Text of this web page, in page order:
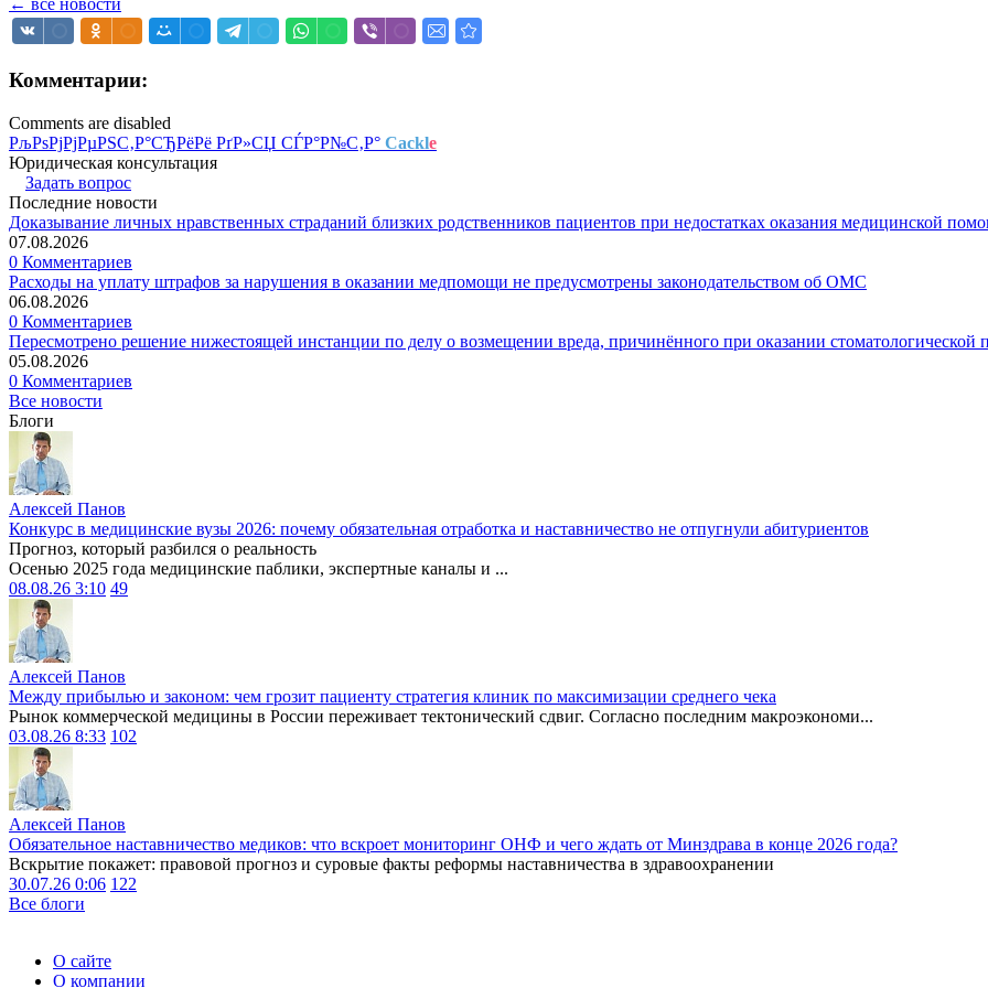
← все новости
Комментарии:
Comments are disabled
РљРѕРјРјРµРЅС‚Р°СЂРёРё РґР»СЏ СЃР°Р№С‚Р° Cackle
Юридическая консультация
Задать вопрос
Последние новости
Доказывание личных нравственных страданий близких родственников пациентов при недостатках оказания медицинской
07.08.2026
0 Комментариев
Расходы на уплату штрафов за нарушения в оказании медпомощи не предусмотрены законодательством об ОМС
06.08.2026
0 Комментариев
Пересмотрено решение нижестоящей инстанции по делу о возмещении вреда, причинённого при оказании стоматологической
05.08.2026
0 Комментариев
Все новости
Блоги
Алексей Панов
Конкурс в медицинские вузы 2026: почему обязательная отработка и наставничество не отпугнули абитуриентов
Прогноз, который разбился о реальность
Осенью 2025 года медицинские паблики, экспертные каналы и ...
08.08.26 3:10 49
Алексей Панов
Между прибылью и законом: чем грозит пациенту стратегия клиник по максимизации среднего чека
Рынок коммерческой медицины в России переживает тектонический сдвиг. Согласно последним макроэкономи...
03.08.26 8:33 102
Алексей Панов
Обязательное наставничество медиков: что вскроет мониторинг ОНФ и чего ждать от Минздрава в конце 2026 года?
Вскрытие покажет: правовой прогноз и суровые факты реформы наставничества в здравоохранении
30.07.26 0:06 122
Все блоги
О сайте
О компании